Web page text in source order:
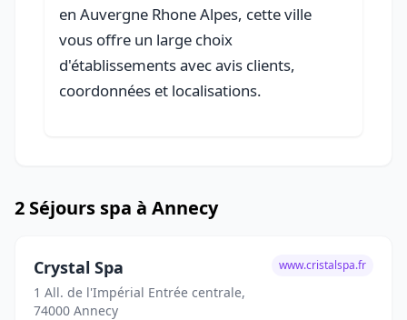
en Auvergne Rhone Alpes, cette ville
vous offre un large choix
d'établissements avec avis clients,
coordonnées et localisations.
2 Séjours spa à Annecy
Crystal Spa
1 All. de l'Impérial Entrée centrale,
74000 Annecy
www.cristalspa.fr